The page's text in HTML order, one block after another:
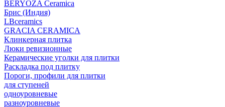
BERYOZA Ceramica
Брис (Индия)
LBceramics
GRACIA CERAMICA
Клинкерная плитка
Люки ревизионные
Керамические уголки для плитки
Раскладка под плитку
Пороги, профили для плитки
для ступеней
одноуровневые
разноуровневые